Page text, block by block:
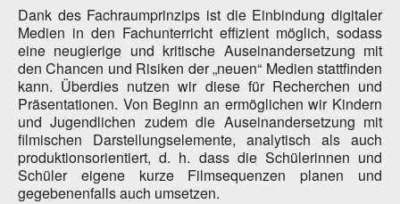
Dank des Fachraumprinzips ist die Einbindung digitaler
Medien in den Fachunterricht effizient möglich, sodass
eine neugierige und kritische Auseinandersetzung mit
den Chancen und Risiken der „neuen“ Medien stattfinden
kann. Überdies nutzen wir diese für Recherchen und
Präsentationen. Von Beginn an ermöglichen wir Kindern
und Jugendlichen zudem die Auseinandersetzung mit
filmischen Darstellungselemente, analytisch als auch
produktionsorientiert, d. h. dass die Schülerinnen und
Schüler eigene kurze Filmsequenzen planen und
gegebenenfalls auch umsetzen.